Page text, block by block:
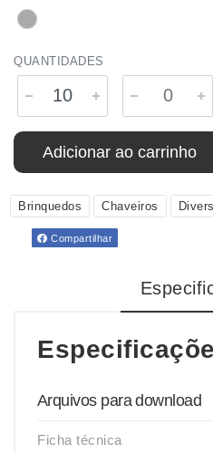
QUANTIDADES
Adicionar ao carrinho
Brinquedos Chaveiros
Compartilhar
Arquivos para download
Ficha técnica